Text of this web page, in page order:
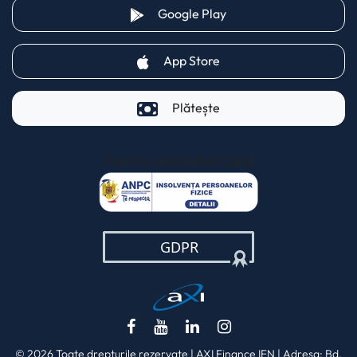
Google Play(opens in a new tab)
App Store
Plătește
Pentru clienții AXI Card
(opens in a new
(opens in a new tab)
(opens in a new tab)
(opens in a new tab)
(opens in a new
© 2026 Toate drepturile rezervate | AXI Finance IFN | Adresa: Bd.